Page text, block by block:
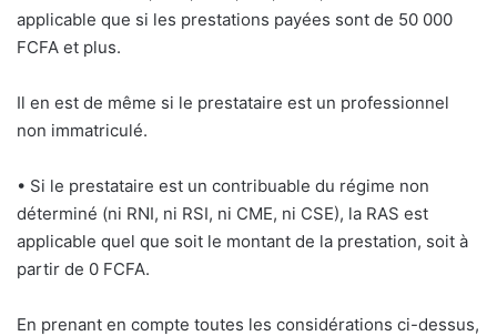
applicable que si les prestations payées sont de 50 000
FCFA et plus.
Il en est de même si le prestataire est un professionnel
non immatriculé.
• Si le prestataire est un contribuable du régime non
déterminé (ni RNI, ni RSI, ni CME, ni CSE), la RAS est
applicable quel que soit le montant de la prestation, soit à
partir de 0 FCFA.
En prenant en compte toutes les considérations ci-dessus,